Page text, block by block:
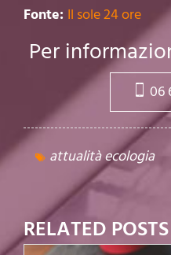
Fonte: Il sole 24 ore
Per
06
attualità ecologia
RELATED POSTS